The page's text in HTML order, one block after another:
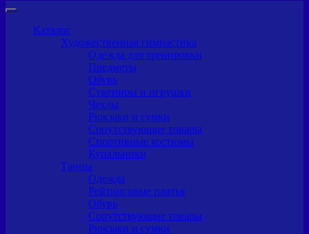
Каталог
Художественная гимнастика
Одежда для тренировки
Предметы
Обувь
Сувениры и игрушки
Чехлы
Рюкзаки и сумки
Сопутствующие товары
Спортивные костюмы
Купальники
Танцы
Одежда
Рейтинговые платья
Обувь
Сопутствующие товары
Рюкзаки и сумки